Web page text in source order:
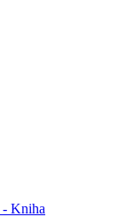
- Kniha